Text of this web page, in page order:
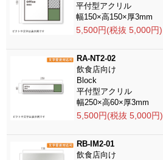
平付型アクリル
幅150×高150×厚3mm
5,500円(税抜 5,000円)
RA-NT2-02
飲食店向け
Block
平付型アクリル
幅250×高60×厚3mm
5,500円(税抜 5,000円)
RB-IM2-01
飲食店向け